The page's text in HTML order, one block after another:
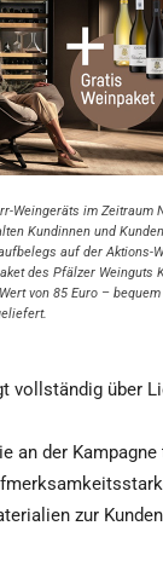
Weingeräts im Zeitraum
Kundinnen und
auf der Aktions-
des Pfälzer Weinguts
von 85 Euro – bequem
vollständig über
an der
zur